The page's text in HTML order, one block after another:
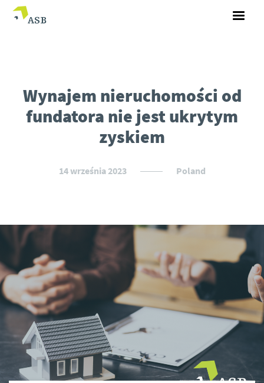
Wynajem nieruchomości od
fundatora nie jest ukrytym
zyskiem
14 września 2023 Poland